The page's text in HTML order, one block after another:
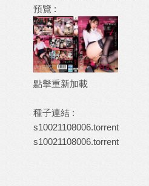
預覽 :
點擊重新加載
種子連結 :
s10021108006.torrent
s10021108006.torrent